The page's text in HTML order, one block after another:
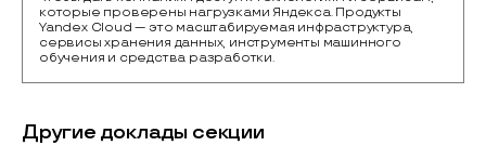
которые проверены нагрузками Яндекса. Продукты
Yandex Cloud — это масштабируемая инфраструктура,
сервисы хранения данных, инструменты машинного
обучения и средства разработки.
Другие доклады секции